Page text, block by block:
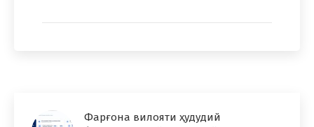
Фарғона вилояти ҳудудий